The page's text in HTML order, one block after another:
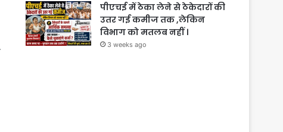
पीएचई में ठेका लेने से ठेकेदारों की
उतर गई कमीज तक ,लेकिन
विभाग को मतलब नहीं ।
3 weeks ago